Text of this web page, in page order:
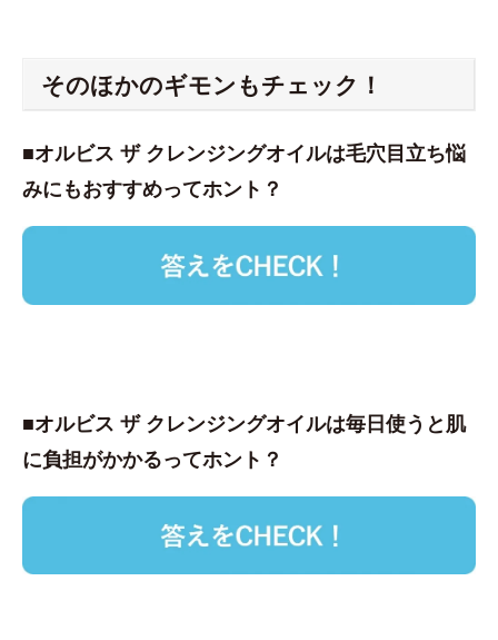
そのほかのギモンもチェック！
■オルビス ザ クレンジングオイルは毛穴目立ち悩
みにもおすすめってホント？
■オルビス ザ クレンジングオイルは毎日使うと肌
に負担がかかるってホント？